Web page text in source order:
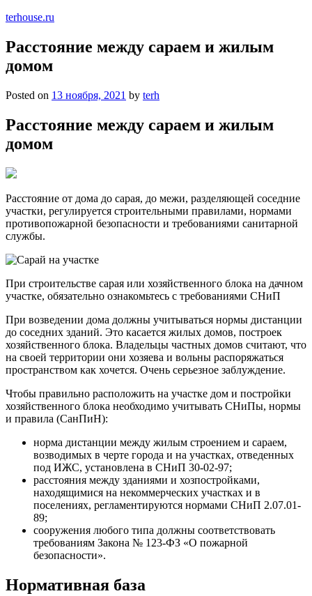
terhouse.ru
Расстояние между сараем и жилым
домом
Posted on 13 ноября, 2021 by terh
Расстояние между сараем и жилым
домом
Расстояние от дома до сарая, до межи, разделяющей соседние
участки, регулируется строительными правилами, нормами
противопожарной безопасности и требованиями санитарной
службы.
При строительстве сарая или хозяйственного блока на дачном
участке, обязательно ознакомьтесь с требованиями СНиП
При возведении дома должны учитываться нормы дистанции
до соседних зданий. Это касается жилых домов, построек
хозяйственного блока. Владельцы частных домов считают, что
на своей территории они хозяева и вольны распоряжаться
пространством как хочется. Очень серьезное заблуждение.
Чтобы правильно расположить на участке дом и постройки
хозяйственного блока необходимо учитывать СНиПы, нормы
и правила (СанПиН):
норма дистанции между жилым строением и сараем,
возводимых в черте города и на участках, отведенных
под ИЖС, установлена в СНиП 30-02-97;
расстояния между зданиями и хозпостройками,
находящимися на некоммерческих участках и в
поселениях, регламентируются нормами СНиП 2.07.01-
89;
сооружения любого типа должны соответствовать
требованиям Закона № 123-ФЗ «О пожарной
безопасности».
Нормативная база